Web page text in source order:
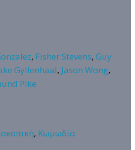
, Fisher Stevens, Guy
Gyllenhaal, Jason Wong,
Pike
, Κωμωδία